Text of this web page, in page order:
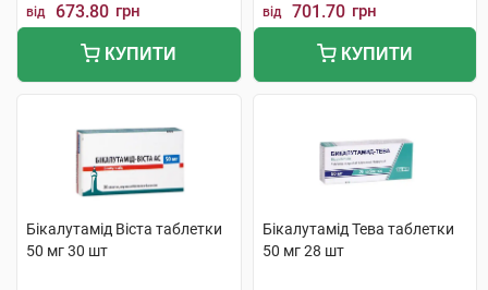
від 673.80 грн
КУПИТИ
від 701.70 грн
КУПИТИ
Бікалутамід Віста таблетки
50 мг 30 шт
Бікалутамід Тева таблетки
50 мг 28 шт